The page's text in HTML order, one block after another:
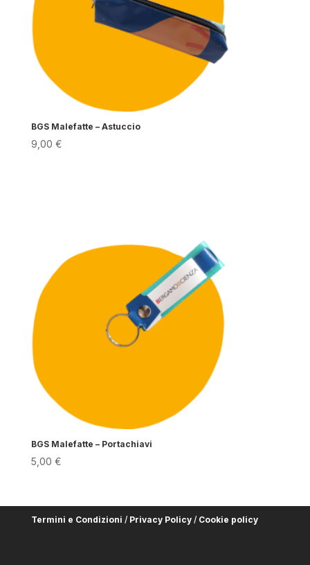
BGS Malefatte – Astuccio
9,00 €
BGS Malefatte – Portachiavi
5,00 €
Termini e Condizioni / Privacy Policy/ Cookie policy